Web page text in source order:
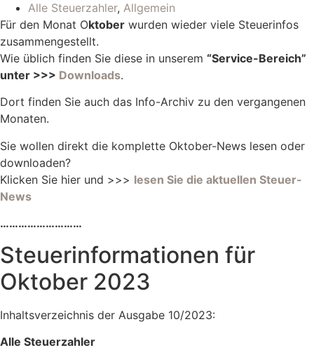
Alle Steuerzahler, Allgemein
Für den Monat Oktober wurden wieder viele Steuerinfos
zusammengestellt.
Wie üblich finden Sie diese in unserem “Service-Bereich”
unter >>> Downloads.
Dort finden Sie auch das Info-Archiv zu den vergangenen
Monaten.
Sie wollen direkt die komplette Oktober-News lesen oder
downloaden?
Klicken Sie hier und >>> lesen Sie die aktuellen Steuer-
News
………………………
Steuerinformationen für
Oktober 2023
Inhaltsverzeichnis der Ausgabe 10/2023:
Alle Steuerzahler